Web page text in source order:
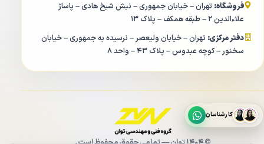
فروشگاه: تهران – خیابان جمهوری – نبش شیخ هادی – پاساژ
علاءالدین ۲ – طبقه همکف – پلاک ۱۳
دفتر مرکزی: تهران – خیابان ولیعصر – نرسیده به جمهوری – خیابان
سخنور – کوچه عبدوس – پلاک ۴۳ – واحد ۸
کارشناسان